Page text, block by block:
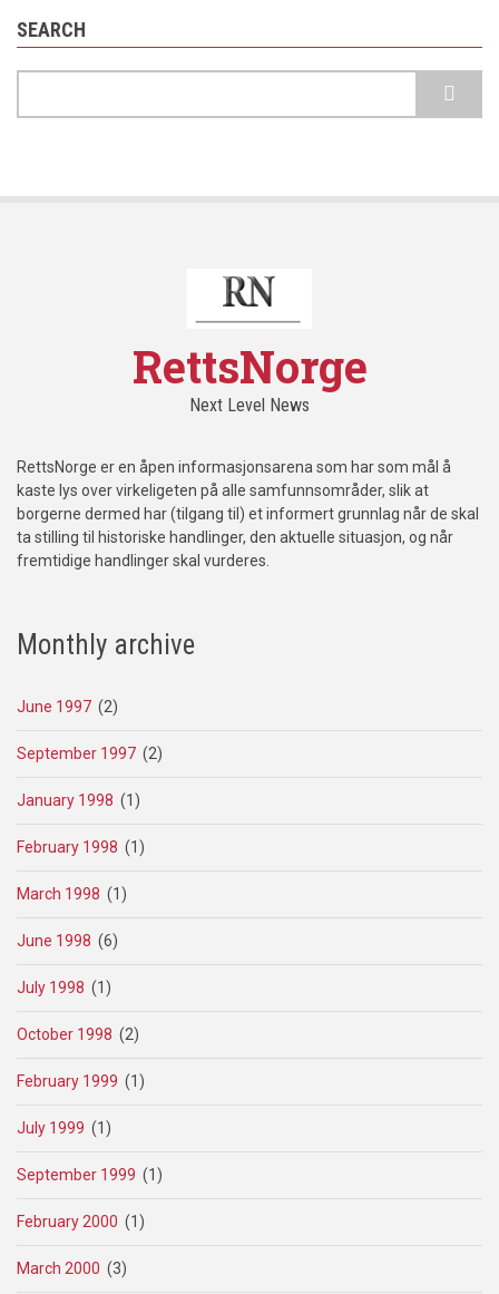
SEARCH
RettsNorge
Next Level News
RettsNorge er en åpen informasjonsarena som har som mål å
kaste lys over virkeligeten på alle samfunnsområder, slik at
borgerne dermed har (tilgang til) et informert grunnlag når de skal
ta stilling til historiske handlinger, den aktuelle situasjon, og når
fremtidige handlinger skal vurderes.
Monthly archive
June 1997 (2)
September 1997 (2)
January 1998 (1)
February 1998 (1)
March 1998 (1)
June 1998 (6)
July 1998 (1)
October 1998 (2)
February 1999 (1)
July 1999 (1)
September 1999 (1)
February 2000 (1)
March 2000 (3)